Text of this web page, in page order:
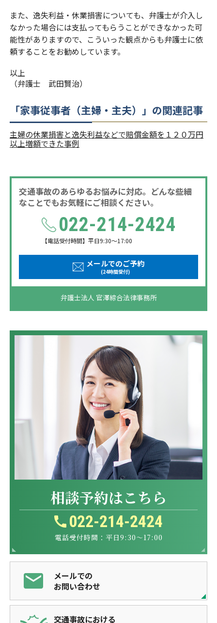
相談予約はこちら
022-214-2424
電話受付時間：平日9:30～17:00
メールでの
お問い合わせ
交通事故における
また、逸失利益・休業損害についても、弁護士が介入し
なかった場合には支払ってもらうことができなかった可
能性がありますので、こういった観点からも弁護士に依
頼することをお勧めしています。
以上
（弁護士 武田賢治）
「家事従事者（主婦・主夫）」の関連記事
主婦の休業損害と逸失利益などで賠償金額を１２０万円
以上増額できた事例
交通事故のあらゆるお悩みに対応。どんな些細
なことでもお気軽にご相談ください。
022-214-2424
【電話受付時間】平日9:30～17:00
メールでのご予約
(24時間受付)
弁護士法人 官澤綜合法律事務所